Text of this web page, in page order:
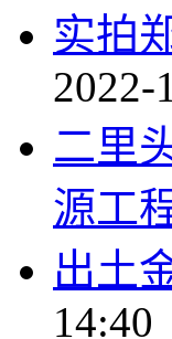
实拍
2022-
二里
源工
出土
14:40